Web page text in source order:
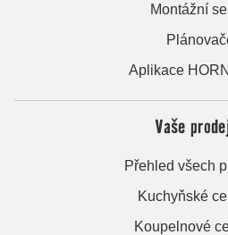
Montážní
Aplikace
Vaše
Přehled všech
Kuchyňské
Koupelnové